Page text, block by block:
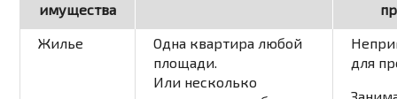
имущества
Жилье
Одна квартира любой
площади.
Или несколько
для